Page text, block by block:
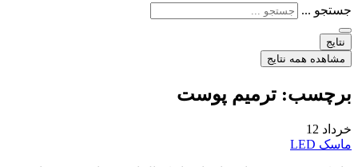
جستجو ...
نتایج
مشاهده همه نتایج
برچسب: ترمیم پوست
خرداد 12
ماسک LED